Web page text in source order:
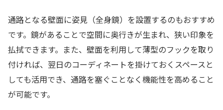
通路となる壁面に姿見（全身鏡）を設置するのもおすすめ
です。鏡があることで空間に奥行きが生まれ、狭い印象を
払拭できます。また、壁面を利用して薄型のフックを取り
付ければ、翌日のコーディネートを掛けておくスペースと
しても活用でき、通路を塞ぐことなく機能性を高めること
が可能です。